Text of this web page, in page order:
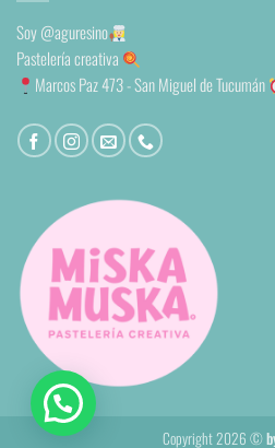
Soy@aguresino
Pastelería creativa
Marcos Paz 473 - San Miguel de Tucumán
Copyright 2026 ©